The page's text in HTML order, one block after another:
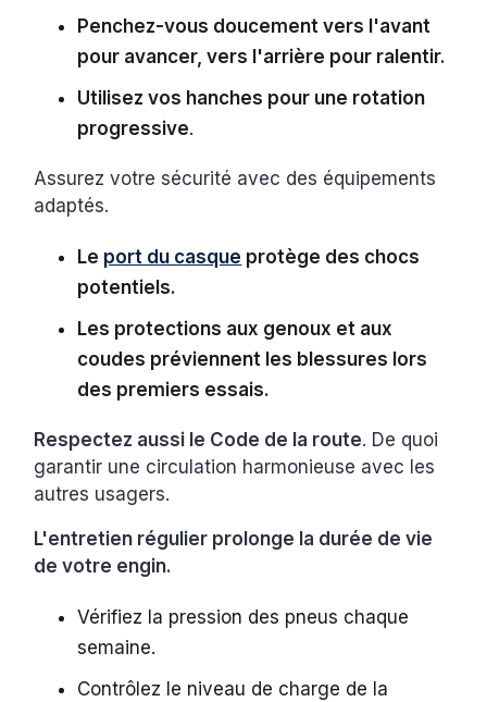
Penchez-vous doucement vers l'avant
pour avancer, vers l'arrière pour ralentir.
Utilisez vos hanches pour une rotation
progressive.
Assurez votre sécurité avec des équipements
adaptés.
Le port du casque protège des chocs
potentiels.
Les protections aux genoux et aux
coudes préviennent les blessures lors
des premiers essais.
Respectez aussi le Code de la route. De quoi
garantir une circulation harmonieuse avec les
autres usagers.
L'entretien régulier prolonge la durée de vie
de votre engin.
Vérifiez la pression des pneus chaque
semaine.
Contrôlez le niveau de charge de la